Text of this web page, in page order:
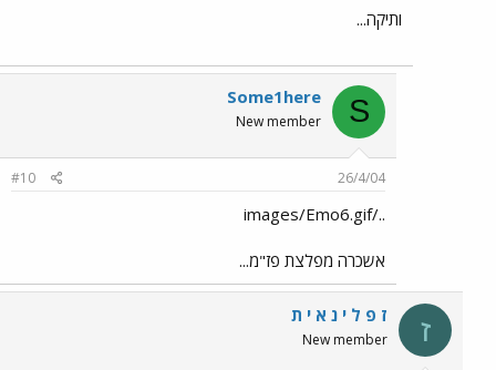
ותיקה...
S
Some1here
New member
26/4/04
#10
../images/Emo6.gif
אשכרה מפלצת פז"מ...
ז ז פ ל י נ א י ת
New member